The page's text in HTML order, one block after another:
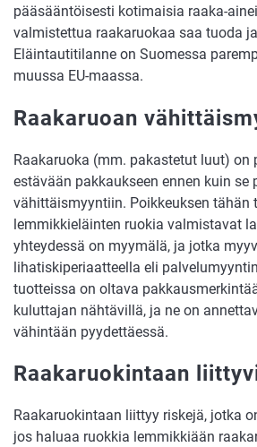
pääsääntöisesti kotimaisia raaka-
valmistettua raakaruokaa saa tuoda
Eläintautitilanne on Suomessa
muussa EU-maassa.
Raakaruoan
Raakaruoka (mm. pakastetut luut) on
estävään pakkaukseen ennen kuin se
vähittäismyyntiin. Poikkeuksen tähän
lemmikkieläinten ruokia valmistavat
yhteydessä on myymälä, ja jotka
lihatiskiperiaatteella eli
tuotteissa on oltava
kuluttajan nähtävillä, ja ne on
vähintään pyydettäessä.
Raakaruokintaan
Raakaruokintaan liittyy riskejä, jotka
jos haluaa ruokkia lemmikkiään